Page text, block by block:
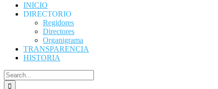
INICIO
DIRECTORIO
Regidores
Directores
Organigrama
TRANSPARENCIA
HISTORIA
Search
for: